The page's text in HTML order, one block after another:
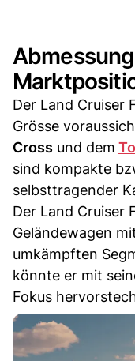
Der Land Cruiser
Grösse
Cross und dem
sind kompakte
selbsttragender
Der Land Cruiser
Geländewagen
umkämpften
könnte er mit
Fokus